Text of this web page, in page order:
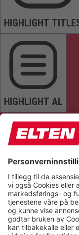
HIGHLIGHT
HIGHLIGHT AL
READ PAGE
Reset Settings